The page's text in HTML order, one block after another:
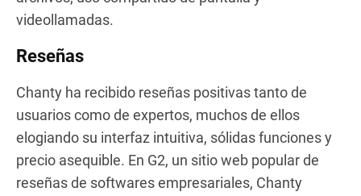
videollamadas.
Reseñas
Chanty ha recibido reseñas positivas tanto de
usuarios como de expertos, muchos de ellos
elogiando su interfaz intuitiva, sólidas funciones y
precio asequible. En G2, un sitio web popular de
reseñas de softwares empresariales, Chanty